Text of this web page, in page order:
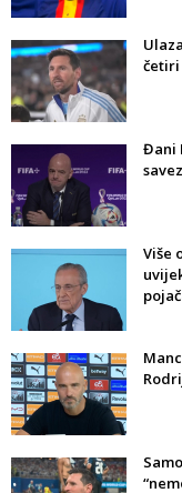
četiri
Đani
Više